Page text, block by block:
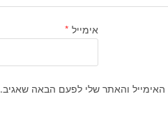
אימייל *
והאתר שלי לפעם הבאה שאגיב.